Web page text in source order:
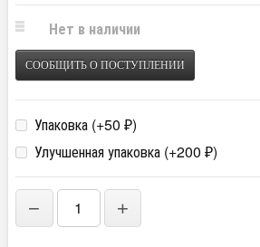
Нет в наличии
СООБЩИТЬ О ПОСТУПЛЕНИИ
Упаковка (+50 ₽)
Улучшенная упаковка (+200 ₽)
− +